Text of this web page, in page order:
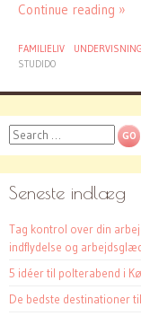
Continue reading »
FAMILIELIV
UNDERVISNING
STUDIDO
Search
Seneste indlæg
Tag kontrol over din
indflydelse og
5 idéer til polterabend i
De bedste destinationer